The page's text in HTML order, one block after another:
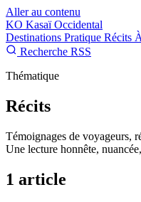
Aller au contenu
KO Kasaï Occidental
Destinations Pratique Récits
Recherche RSS
Thématique
Récits
Témoignages de voyageurs,
Une lecture honnête,
1 article